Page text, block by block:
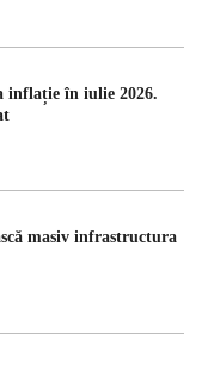
inflație în iulie 2026.
masiv infrastructura